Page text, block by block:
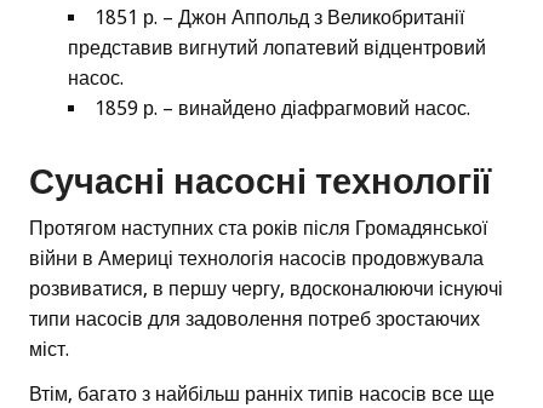
1851 р. – Джон Аппольд з Великобританії
представив вигнутий лопатевий відцентровий
насос.
1859 р. – винайдено діафрагмовий насос.
Сучасні насосні технології
Протягом наступних ста років після Громадянської
війни в Америці технологія насосів продовжувала
розвиватися, в першу чергу, вдосконалюючи існуючі
типи насосів для задоволення потреб зростаючих
міст.
Втім, багато з найбільш ранніх типів насосів все ще